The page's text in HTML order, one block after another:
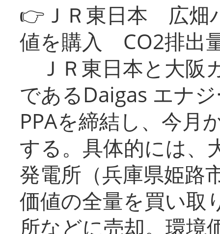
👉ＪＲ東日本 広畑
値を購入 CO2排出
ＪＲ東日本と大阪
であるDaigas エナ
PPAを締結し、今月
する。具体的には、
発電所（兵庫県姫路
価値の全量を買い取
所などに売却。環境